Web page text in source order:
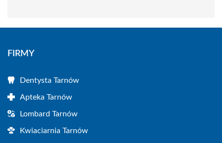
FIRMY
Dentysta Tarnów
Apteka Tarnów
Lombard Tarnów
Kwiaciarnia Tarnów